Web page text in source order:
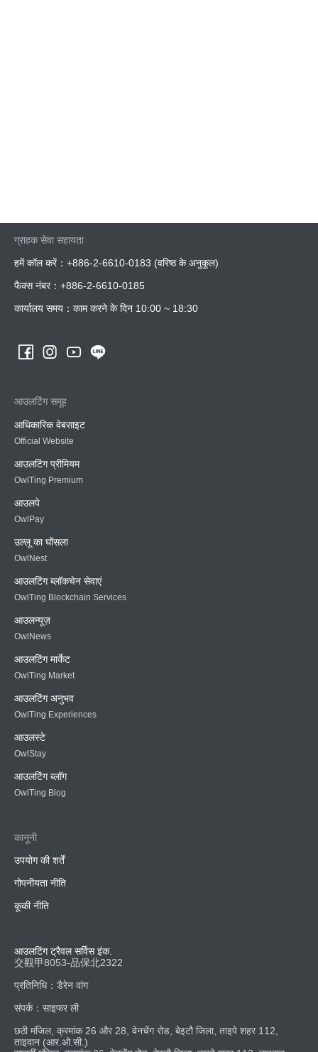
ग्राहक सेवा सहायता
हमें कॉल करें： +886-2-6610-0183 (वरिष्ठ के अनुकूल)
फैक्स नंबर： +886-2-6610-0185
कार्यालय समय： काम करने के दिन 10:00 ~ 18:30
आउलटिंग समूह
आधिकारिक वेबसाइट
Official Website
आउलटिंग प्रीमियम
OwlTing Premium
आउलपे
OwlPay
उल्लू का घोंसला
OwlNest
आउलटिंग ब्लॉकचेन सेवाएं
OwlTing Blockchain Services
आउलन्यूज़
OwlNews
आउलटिंग मार्केट
OwlTing Market
आउलटिंग अनुभव
OwlTing Experiences
आउलस्टे
OwlStay
आउलटिंग ब्लॉग
OwlTing Blog
कानूनी
उपयोग की शर्तें
गोपनीयता नीति
कूकी नीति
आउलटिंग ट्रैवल सर्विस इंक.
交觀甲8053-品保北2322
प्रतिनिधि：डैरेन वांग
संपर्क：साइफर ली
छठी मंजिल, क्रमांक 26 और 28, वेनचेंग रोड, बेइटौ जिला, ताइपे शहर 112,
ताइवान (आर.ओ.सी.)